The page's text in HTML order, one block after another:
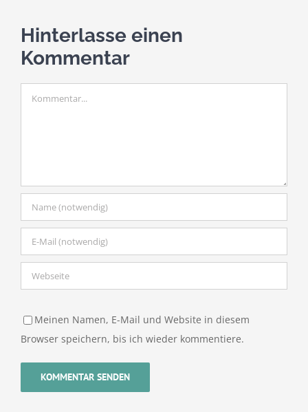
Hinterlasse einen
Kommentar
Meinen Namen, E-Mail und Website in diesem
Browser speichern, bis ich wieder kommentiere.